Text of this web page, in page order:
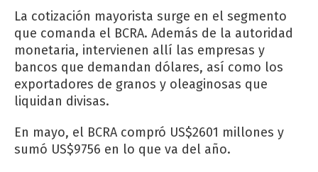
La cotización mayorista surge en el segmento
que comanda el BCRA. Además de la autoridad
monetaria, intervienen allí las empresas y
bancos que demandan dólares, así como los
exportadores de granos y oleaginosas que
liquidan divisas.
En mayo, el BCRA compró US$2601 millones y
sumó US$9756 en lo que va del año.